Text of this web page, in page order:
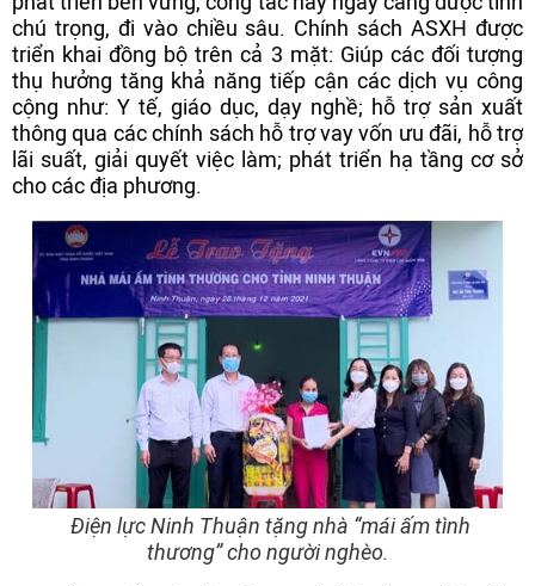
chú trọng, đi vào chiều sâu. Chính sách ASXH được
triển khai đồng bộ trên cả 3 mặt: Giúp các đối tượng
thụ hưởng tăng khả năng tiếp cận các dịch vụ công
cộng như: Y tế, giáo dục, dạy nghề; hỗ trợ sản xuất
thông qua các chính sách hỗ trợ vay vốn ưu đãi, hỗ trợ
lãi suất, giải quyết việc làm; phát triển hạ tầng cơ sở
cho các địa phương.
Điện lực Ninh Thuận tặng nhà “mái ấm tình
thương” cho người nghèo.